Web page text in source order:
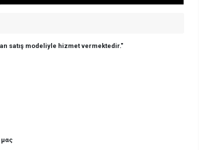
satış modeliyle hizmet vermektedir."